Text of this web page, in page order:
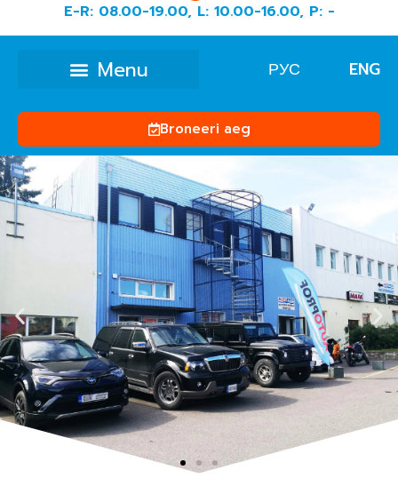
E-R: 08.00-19.00, L: 10.00-16.00, P: -
РУС ENG
Broneeri aeg